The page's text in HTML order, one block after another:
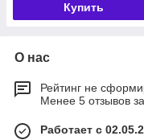
Купить
О нас
Рейтинг не
Менее 5 отзывов
Работает с